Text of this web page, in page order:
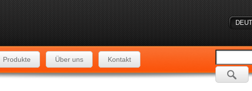
Produkte Über uns Kontakt